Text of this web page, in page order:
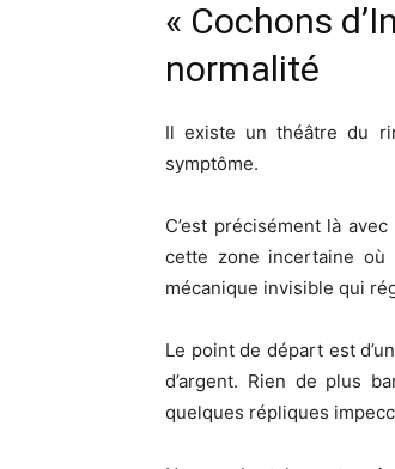
« Cochons
normalité
Il existe un théâtre du
symptôme.
C’est précisément là
cette zone incertaine
mécanique invisible qui
Le point de départ est
d’argent. Rien de plus
quelques répliques